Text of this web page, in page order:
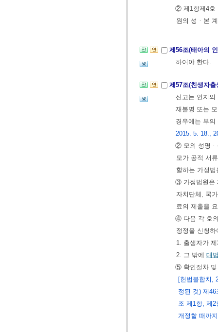
② 제1항제4호
원의 성ㆍ본
제56조(태아의
하여야 한다.
제57조(친생자
신고는 인지
재불명 또는
경우에는 부
2015. 5. 18.,
② 모의 성명ㆍ
모가 공적 서
할하는 가정
③ 가정법원은
자치단체, 국
료의 제출을
④ 다음 각 호
정정을 신청
1. 출생자가
2. 그 밖에 대
⑤ 확인절차
[헌법불합치,
정된 것) 제
조 제1항, 제
개정할 때까